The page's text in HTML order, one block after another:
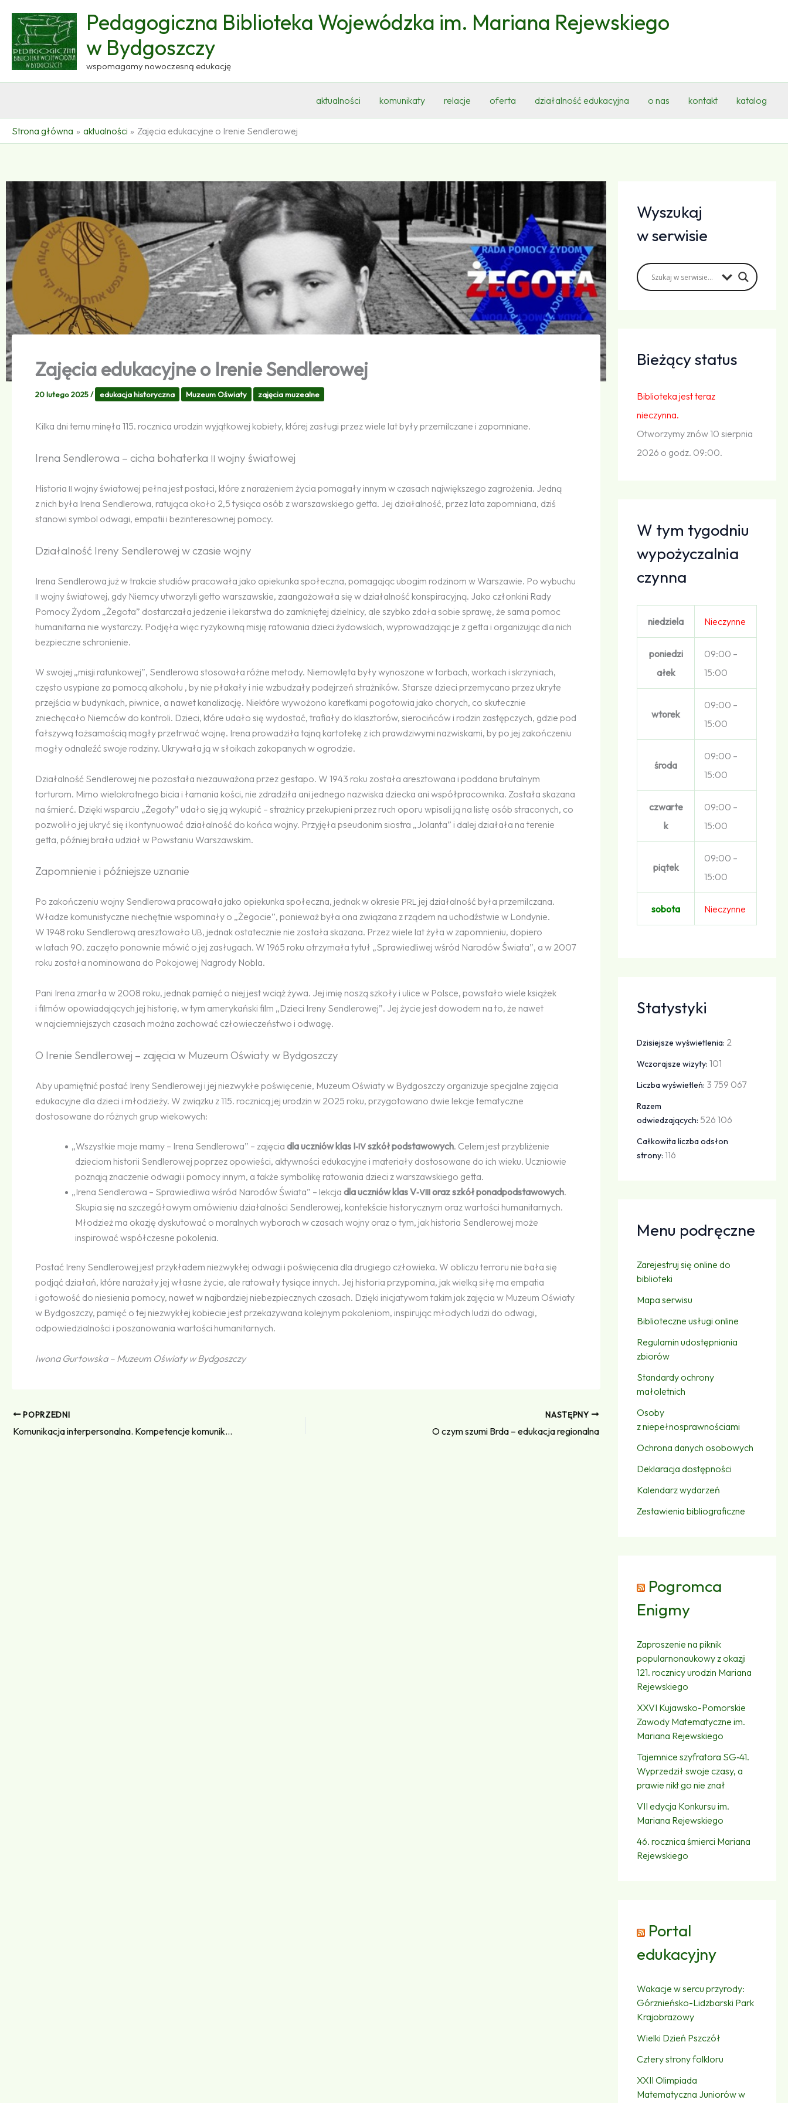
treści
Pedagogiczna Biblioteka Wojewódzka im. Mariana Rejewskiego
w Bydgoszczy
wspomagamy nowoczesną edukację
aktualności komunikaty relacje oferta działalność edukacyjna o nas kontakt katalog
Strona główna aktualności Zajęcia edukacyjne o Irenie Sendlerowej
Zajęcia edukacyjne o Irenie Sendlerowej
20 lutego 2025/ edukacja historyczna Muzeum Oświaty zajęcia muzealne
Kilka dni temu minęła 115. rocznica urodzin wyjątkowej kobiety, której zasługi przez wiele lat były przemilczane i zapomniane.
Irena Sendlerowa – cicha bohaterka II wojny światowej
Historia II wojny światowej pełna jest postaci, które z narażeniem życia pomagały innym w czasach największego zagrożenia. Jedną
z nich była Irena Sendlerowa, ratująca około 2,5 tysiąca osób z warszawskiego getta. Jej działalność, przez lata zapomniana, dziś
stanowi symbol odwagi, empatii i bezinteresownej pomocy.
Działalność Ireny Sendlerowej w czasie wojny
Irena Sendlerowa już w trakcie studiów pracowała jako opiekunka społeczna, pomagając ubogim rodzinom w Warszawie. Po wybuchu
II wojny światowej, gdy Niemcy utworzyli getto warszawskie, zaangażowała się w działalność konspiracyjną. Jako członkini Rady
Pomocy Żydom „Żegota” dostarczała jedzenie i lekarstwa do zamkniętej dzielnicy, ale szybko zdała sobie sprawę, że sama pomoc
humanitarna nie wystarczy. Podjęła więc ryzykowną misję ratowania dzieci żydowskich, wyprowadzając je z getta i organizując dla nich
bezpieczne schronienie.
W swojej „misji ratunkowej”, Sendlerowa stosowała różne metody. Niemowlęta były wynoszone w torbach, workach i skrzyniach,
często usypiane za pomocą alkoholu , by nie płakały i nie wzbudzały podejrzeń strażników. Starsze dzieci przemycano przez ukryte
przejścia w budynkach, piwnice, a nawet kanalizację. Niektóre wywożono karetkami pogotowia jako chorych, co skutecznie
zniechęcało Niemców do kontroli. Dzieci, które udało się wydostać, trafiały do klasztorów, sierocińców i rodzin zastępczych, gdzie pod
fałszywą tożsamością mogły przetrwać wojnę. Irena prowadziła tajną kartotekę z ich prawdziwymi nazwiskami, by po jej zakończeniu
mogły odnaleźć swoje rodziny. Ukrywała ją w słoikach zakopanych w ogrodzie.
Działalność Sendlerowej nie pozostała niezauważona przez gestapo. W 1943 roku została aresztowana i poddana brutalnym
torturom. Mimo wielokrotnego bicia i łamania kości, nie zdradziła ani jednego nazwiska dziecka ani współpracownika. Została skazana
na śmierć. Dzięki wsparciu „Żegoty” udało się ją wykupić – strażnicy przekupieni przez ruch oporu wpisali ją na listę osób straconych, co
pozwoliło jej ukryć się i kontynuować działalność do końca wojny. Przyjęła pseudonim siostra „Jolanta” i dalej działała na terenie
getta, później brała udział w Powstaniu Warszawskim.
Zapomnienie i późniejsze uznanie
Po zakończeniu wojny Sendlerowa pracowała jako opiekunka społeczna, jednak w okresie PRL jej działalność była przemilczana.
Władze komunistyczne niechętnie wspominały o „Żegocie”, ponieważ była ona związana z rządem na uchodźstwie w Londynie.
W 1948 roku Sendlerową aresztowało UB, jednak ostatecznie nie została skazana. Przez wiele lat żyła w zapomnieniu, dopiero
w latach 90. zaczęto ponownie mówić o jej zasługach. W 1965 roku otrzymała tytuł „Sprawiedliwej wśród Narodów Świata”, a w 2007
roku została nominowana do Pokojowej Nagrody Nobla.
Pani Irena zmarła w 2008 roku, jednak pamięć o niej jest wciąż żywa. Jej imię noszą szkoły i ulice w Polsce, powstało wiele książek
i filmów opowiadających jej historię, w tym amerykański film „Dzieci Ireny Sendlerowej”. Jej życie jest dowodem na to, że nawet
w najciemniejszych czasach można zachować człowieczeństwo i odwagę.
O Irenie Sendlerowej – zajęcia w Muzeum Oświaty w Bydgoszczy
Aby upamiętnić postać Ireny Sendlerowej i jej niezwykłe poświęcenie, Muzeum Oświaty w Bydgoszczy organizuje specjalne zajęcia
edukacyjne dla dzieci i młodzieży. W związku z 115. rocznicą jej urodzin w 2025 roku, przygotowano dwie lekcje tematyczne
dostosowane do różnych grup wiekowych:
„Wszystkie moje mamy – Irena Sendlerowa” – zajęcia dla uczniów klas I‑IVszkół podstawowych. Celem jest przybliżenie
dzieciom historii Sendlerowej poprzez opowieści, aktywności edukacyjne i materiały dostosowane do ich wieku. Uczniowie
poznają znaczenie odwagi i pomocy innym, a także symbolikę ratowania dzieci z warszawskiego getta.
„Irena Sendlerowa – Sprawiedliwa wśród Narodów Świata” – lekcja dla uczniów klas V‑VIIIoraz szkół ponadpodstawowych.
Skupia się na szczegółowym omówieniu działalności Sendlerowej, kontekście historycznym oraz wartości humanitarnych.
Młodzież ma okazję dyskutować o moralnych wyborach w czasach wojny oraz o tym, jak historia Sendlerowej może
inspirować współczesne pokolenia.
Postać Ireny Sendlerowej jest przykładem niezwykłej odwagi i poświęcenia dla drugiego człowieka. W obliczu terroru nie bała się
podjąć działań, które narażały jej własne życie, ale ratowały tysiące innych. Jej historia przypomina, jak wielką siłę ma empatia
i gotowość do niesienia pomocy, nawet w najbardziej niebezpiecznych czasach. Dzięki inicjatywom takim jak zajęcia w Muzeum Oświaty
w Bydgoszczy, pamięć o tej niezwykłej kobiecie jest przekazywana kolejnym pokoleniom, inspirując młodych ludzi do odwagi,
odpowiedzialności i poszanowania wartości humanitarnych.
Iwona Gurtowska – Muzeum Oświaty w Bydgoszczy
POPRZEDNI
Komunikacja interpersonalna. Kompetencje komunikacyjne uczniów
NASTĘPNY
O czym szumi Brda – edukacja regionalna
Wyszukaj
w serwisie
Bieżący status
Biblioteka jest teraz
nieczynna.
Otworzymy znów 10 sierpnia
2026 o godz. 09:00.
W tym tygodniu
wypożyczalnia
czynna
niedziela Nieczynne
poniedzi
ałek
09:00 –
15:00
wtorek
09:00 –
15:00
środa
09:00 –
15:00
czwarte
k
09:00 –
15:00
piątek
09:00 –
15:00
sobota Nieczynne
Statystyki
Dzisiejsze wyświetlenia: 2
Wczorajsze wizyty:101
Liczba wyświetleń: 3 759 067
Razem
odwiedzających: 526 106
Całkowita liczba odsłon
strony:116
Menu podręczne
Zarejestruj się online do
biblioteki
Mapa serwisu
Biblioteczne usługi online
Regulamin udostępniania
zbiorów
Standardy ochrony
małoletnich
Osoby
z niepełnosprawnościami
Ochrona danych osobowych
Deklaracja dostępności
Kalendarz wydarzeń
Zestawienia bibliograficzne
Pogromca
Enigmy
Zaproszenie na piknik
popularnonaukowy z okazji
121. rocznicy urodzin Mariana
Rejewskiego
XXVI Kujawsko-Pomorskie
Zawody Matematyczne im.
Mariana Rejewskiego
Tajemnice szyfratora SG‑41.
Wyprzedził swoje czasy, a
prawie nikt go nie znał
VII edycja Konkursu im.
Mariana Rejewskiego
46. rocznica śmierci Mariana
Rejewskiego
Portal
edukacyjny
Wakacje w sercu przyrody:
Górznieńsko-Lidzbarski Park
Krajobrazowy
Wielki Dzień Pszczół
Cztery strony folkloru
XXII Olimpiada
Matematyczna Juniorów w